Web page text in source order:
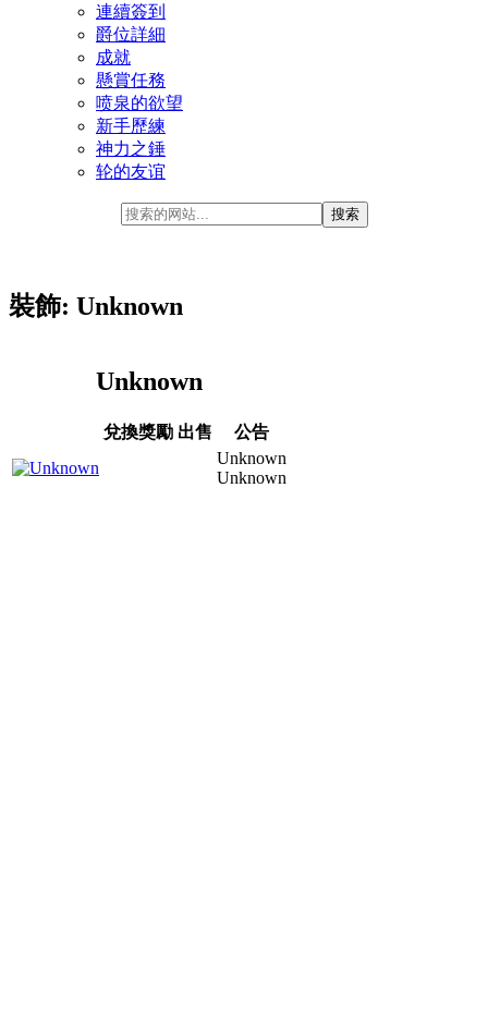
連續簽到
爵位詳細
成就
懸賞任務
喷泉的欲望
新手歷練
神力之錘
轮的友谊
裝飾: Unknown
Unknown
兌換獎勵 出售
公告
Unknown
Unknown